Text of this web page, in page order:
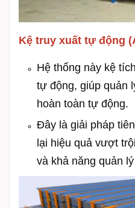
Kệ truy xuất tự động
Hệ thống này kệ
tự động, giúp quản
hoàn toàn tự động.
Đây là giải pháp
lại hiệu quả vượt
và khả năng quản